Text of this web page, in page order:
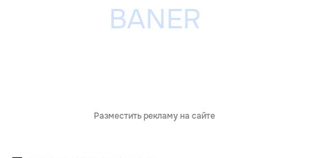
Разместить рекламу на сайте